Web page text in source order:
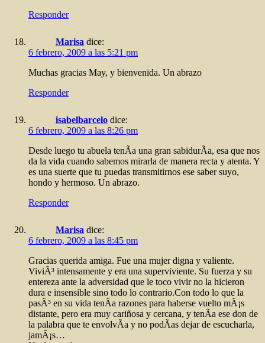
Responder
Marisa dice:
6 febrero, 2009 a las 5:21 pm
Muchas gracias May, y bienvenida. Un abrazo
Responder
isabelbarcelo dice:
6 febrero, 2009 a las 8:26 pm
Desde luego tu abuela tenÃ­a una gran sabidurÃ­a, esa que nos
da la vida cuando sabemos mirarla de manera recta y atenta. Y
es una suerte que tu puedas transmitirnos ese saber suyo,
hondo y hermoso. Un abrazo.
Responder
Marisa dice:
6 febrero, 2009 a las 8:45 pm
Gracias querida amiga. Fue una mujer digna y valiente.
ViviÃ³ intensamente y era una superviviente. Su fuerza y su
entereza ante la adversidad que le toco vivir no la hicieron
dura e insensible sino todo lo contrario.Con todo lo que la
pasÃ³ en su vida tenÃ­a razones para haberse vuelto mÃ¡s
distante, pero era muy cariñosa y cercana, y tenÃ­a ese don de
la palabra que te envolvÃ­a y no podÃ­as dejar de escucharla,
jamÃ¡s…